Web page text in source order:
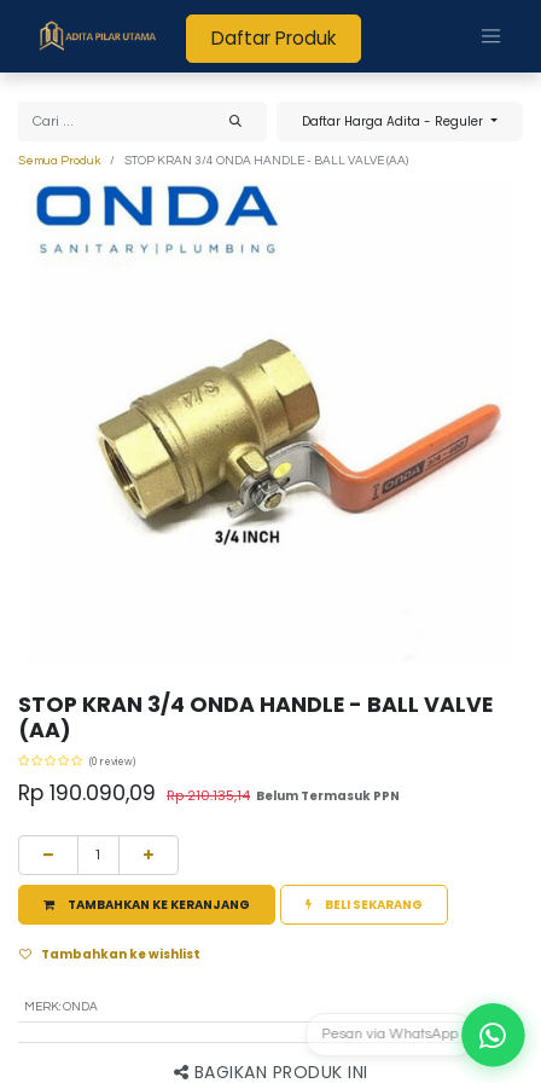
Daftar Produk
Daftar Harga Adita - Reguler
Semua Produk STOP KRAN 3/4 ONDA HANDLE - BALL VALVE (AA)
STOP KRAN 3/4 ONDA HANDLE - BALL VALVE
(AA)
(0 review)
Rp 190.090,09 Rp210.135,14 Belum Termasuk PPN
TAMBAHKAN KE KERANJANG BELI SEKARANG
Tambahkan ke wishlist
MERK: ONDA
BAGIKAN PRODUK INI
Pesan via WhatsApp